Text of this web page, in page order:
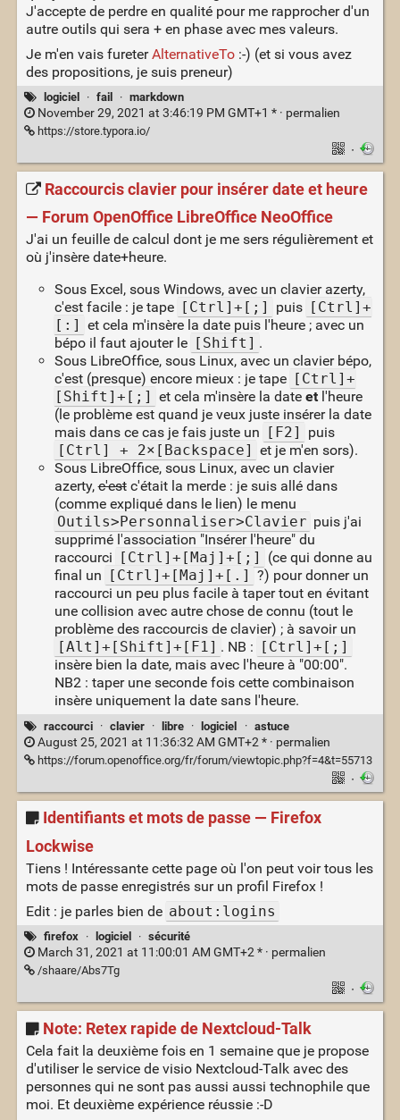
J'accepte de perdre en qualité pour me rapprocher d'un
autre outils qui sera + en phase avec mes valeurs.
Je m'en vais fureterAlternativeTo:-) (et si vous avez
des propositions, je suis preneur)
logiciel · fail · markdown
November 29, 2021 at 3:46:19 PM GMT+1 * · permalien
https://store.typora.io/
·
Raccourcis clavier pour insérer date et heure
— Forum OpenOffice LibreOffice NeoOffice
J'ai un feuille de calcul dont je me sers régulièrement et
où j'insère date+heure.
Sous Excel, sous Windows, avec un clavier azerty,
c'est facile : je tape
[Ctrl]+[;] puis
[Ctrl]+
[:]
et cela m'insère la date puis l'heure ; avec un
bépo il faut ajouter le
[Shift] .
Sous LibreOffice, sous Linux, avec un clavier bépo,
c'est (presque) encore mieux : je tape
[Ctrl]+
[Shift]+[;]
et cela m'insère la date etl'heure
(le problème est quand je veux juste insérer la date
mais dans ce cas je fais juste un
[F2]
puis
[Ctrl] + 2×[Backspace]
et je m'en sors).
Sous LibreOffice, sous Linux, avec un clavier
azerty,c'estc'était la merde : je suis allé dans
(comme expliqué dans le lien) le menu
Outils>Personnaliser>Clavier puis j'ai
supprimé l'association "Insérer l'heure" du
raccourci
[Ctrl]+[Maj]+[;]
(ce qui donne au
final un
[Ctrl]+[Maj]+[.]
?) pour donner un
raccourci un peu plus facile à taper tout en évitant
une collision avec autre chose de connu (tout le
problème des raccourcis de clavier) ; à savoir un
[Alt]+[Shift]+[F1] . NB :
[Ctrl]+[;]
insère bien la date, mais avec l'heure à "00:00".
NB2 : taper une seconde fois cette combinaison
insère uniquement la date sans l'heure.
raccourci · clavier · libre · logiciel · astuce
August 25, 2021 at 11:36:32 AM GMT+2 * · permalien
https://forum.openoffice.org/fr/forum/viewtopic.php?f=4&t=55713
·
Identifiants et mots de passe — Firefox
Lockwise
Tiens ! Intéressante cette page où l'on peut voir tous les
mots de passe enregistrés sur un profil Firefox !
Edit : je parles bien de about:logins
firefox · logiciel · sécurité
March 31, 2021 at 11:00:01 AM GMT+2 * · permalien
/shaare/Abs7Tg
·
Note: Retex rapide de Nextcloud-Talk
Cela fait la deuxième fois en 1 semaine que je propose
d'utiliser le service de visio Nextcloud-Talk avec des
personnes qui ne sont pas aussi aussi technophile que
moi. Et deuxième expérience réussie :-D